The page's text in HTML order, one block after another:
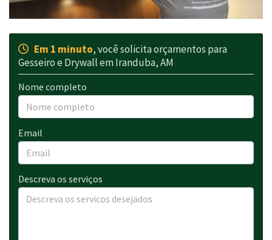
Em 1 minuto, você solicita orçamentos para
Gesseiro e Drywall em Iranduba, AM
Nome completo
Email
Descreva os serviços